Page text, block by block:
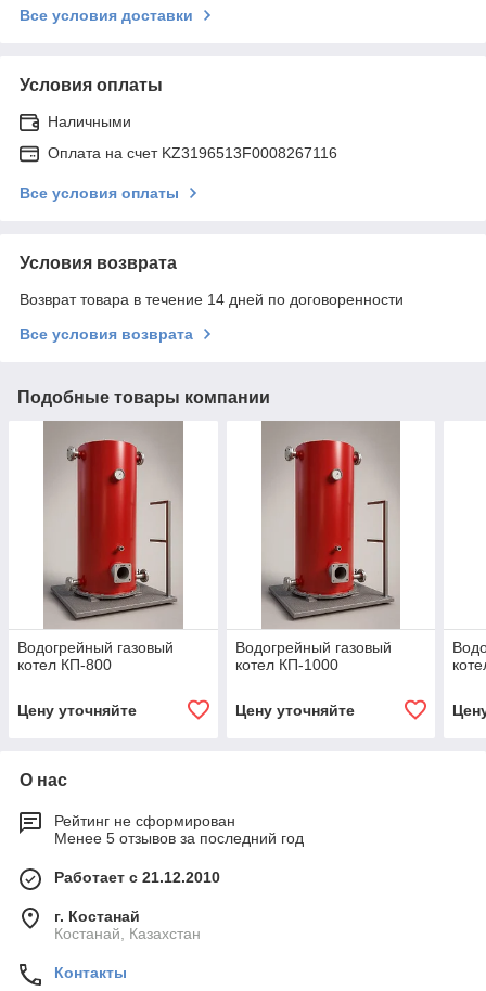
Все условия доставки
Условия оплаты
Наличными
Оплата на счет KZ3196513F0008267116
Все условия оплаты
Условия возврата
Возврат товара в течение 14 дней по договоренности
Все условия возврата
Подобные товары компании
Водогрейный газовый
котел КП-800
Цену уточняйте
Водогрейный газовый
котел КП-1000
Цену уточняйте
О нас
Рейтинг не сформирован
Менее 5 отзывов за последний год
Работает с 21.12.2010
г. Костанай
Костанай, Казахстан
Контакты